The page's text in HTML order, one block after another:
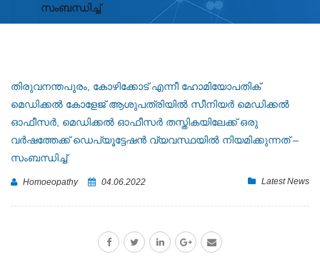
സംബന്ധിച്ച്
തിരുവനന്തപുരം, കോഴിക്കോട് എന്നീ ഹോമിയോപതിക്
മെഡിക്കൽ കോളേജ് ആശുപത്രിയിൽ സീനിയർ മെഡിക്കൽ
ഓഫീസർ, മെഡിക്കൽ ഓഫീസർ തസ്തികയിലേക്ക് ഒരു
വർഷത്തേക്ക് ഡെപ്യൂട്ടേഷൻ വ്യവസ്ഥയിൽ നിയമിക്കുന്നത് –
സംബന്ധിച്ച്
Homoeopathy 04.06.2022 Latest News